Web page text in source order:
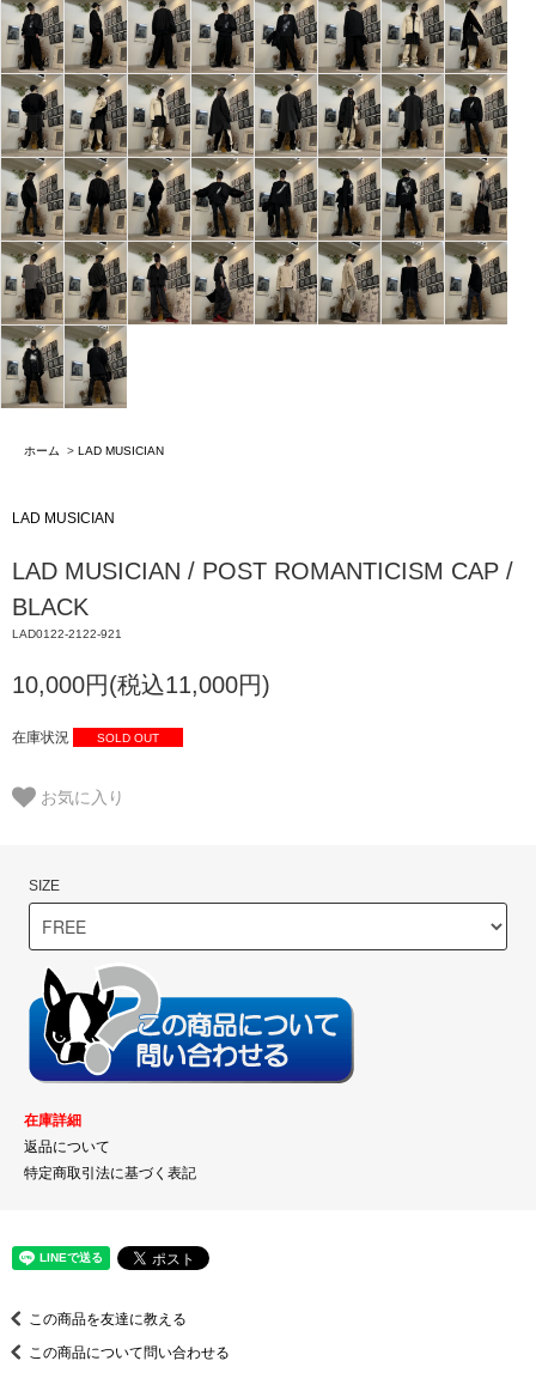
ホーム > LAD MUSICIAN
LAD MUSICIAN
LAD MUSICIAN / POST ROMANTICISM CAP /
BLACK
LAD0122-2122-921
10,000円(税込11,000円)
在庫状況 SOLD OUT
お気に入り
SIZE
在庫詳細
返品について
特定商取引法に基づく表記
この商品を友達に教える
この商品について問い合わせる